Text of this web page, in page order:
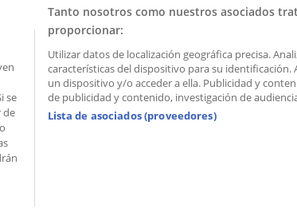
08039 Barcelona, Spain
se
de
Tanto nosotros como nuestros asociados
proporcionar:
Utilizar datos de localización geográfica precisa.
características del dispositivo para su identificación.
un dispositivo y/o acceder a ella. Publicidad y
de publicidad y contenido, investigación de
Lista de asociados (proveedores)